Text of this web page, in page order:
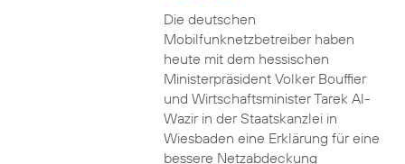
Die deutschen
Mobilfunknetzbetreiber haben
heute mit dem hessischen
Ministerpräsident Volker Bouffier
und Wirtschaftsminister Tarek Al-
Wazir in der Staatskanzlei in
Wiesbaden eine Erklärung für eine
bessere Netzabdeckung